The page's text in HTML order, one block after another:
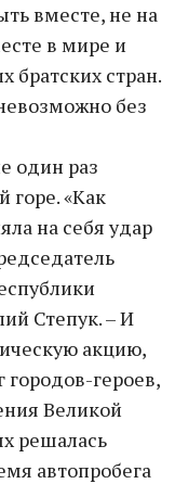
вместе, не на
в мире и
братских стран.
без
один раз
горе. «Как
на себя удар
Степук. – И
акцию,
героев,
Великой
решалась
автопробега